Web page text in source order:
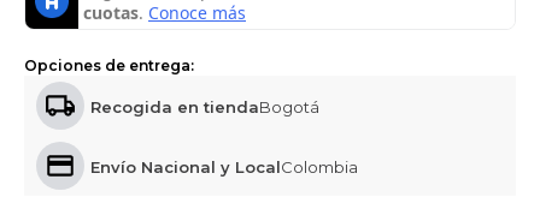
Opciones de entrega:
Recogida en tiendaBogotá
Envío Nacional y LocalColombia